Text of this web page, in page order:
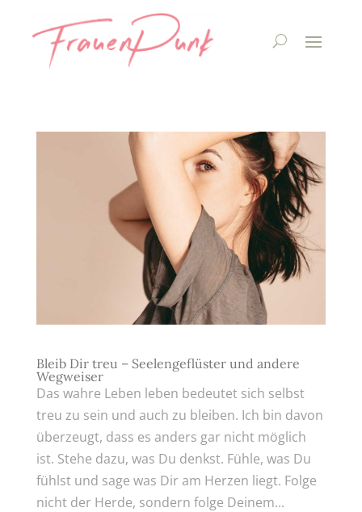
Bleib Dir treu – Seelengeflüster und andere
Wegweiser
Das wahre Leben leben bedeutet sich selbst
treu zu sein und auch zu bleiben. Ich bin davon
überzeugt, dass es anders gar nicht möglich
ist. Stehe dazu, was Du denkst. Fühle, was Du
fühlst und sage was Dir am Herzen liegt. Folge
nicht der Herde, sondern folge Deinem...